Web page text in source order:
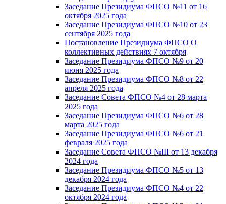
Заседание Президиума ФПСО №11 от 16
октября 2025 года
Заседание Президиума ФПСО №10 от 23
сентября 2025 года
Постановление Президиума ФПСО О
коллективных действиях 7 октября
Заседание Президиума ФПСО №9 от 20
июня 2025 года
Заседание Президиума ФПСО №8 от 22
апреля 2025 года
Заседание Совета ФПСО №4 от 28 марта
2025 года
Заседание Президиума ФПСО №6 от 28
марта 2025 года
Заседание Президиума ФПСО №6 от 21
февраля 2025 года
Заседание Совета ФПСО №III от 13 декабря
2024 года
Заседание Президиума ФПСО №5 от 13
декабря 2024 года
Заседание Президиума ФПСО №4 от 22
октября 2024 года